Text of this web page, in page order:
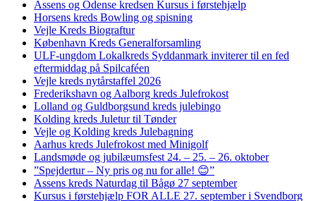
Assens og Odense kredsen Kursus i førstehjælp
Horsens kreds Bowling og spisning
Vejle Kreds Biograftur
København Kreds Generalforsamling
ULF-ungdom Lokalkreds Syddanmark inviterer til en fed
eftermiddag på Spilcaféen
Vejle kreds nytårstaffel 2026
Frederikshavn og Aalborg kreds Julefrokost
Lolland og Guldborgsund kreds julebingo
Kolding kreds Juletur til Tønder
Vejle og Kolding kreds Julebagning
Aarhus kreds Julefrokost med Minigolf
Landsmøde og jubilæumsfest 24. – 25. – 26. oktober
”Spejdertur – Ny pris og nu for alle! 😊”
Assens kreds Naturdag til Bågø 27 september
Kursus i førstehjælp FOR ALLE 27. september i Svendborg